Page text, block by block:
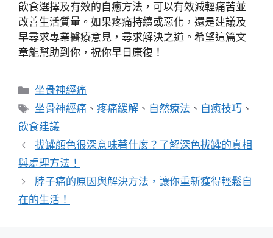
飲食選擇及有效的自癒方法，可以有效減輕痛苦並
改善生活質量。如果疼痛持續或惡化，還是建議及
早尋求專業醫療意見，尋求解決之道。希望這篇文
章能幫助到你，祝你早日康復！
分
類
坐骨神經痛
標
籤
坐骨神經痛 、疼痛緩解 、 自然療法 、 自癒技巧 、
飲食建議
拔罐顏色很深意味著什麼？了解深色拔罐的真相
與處理方法！
脖子痛的原因與解決方法，讓你重新獲得輕鬆自
在的生活！